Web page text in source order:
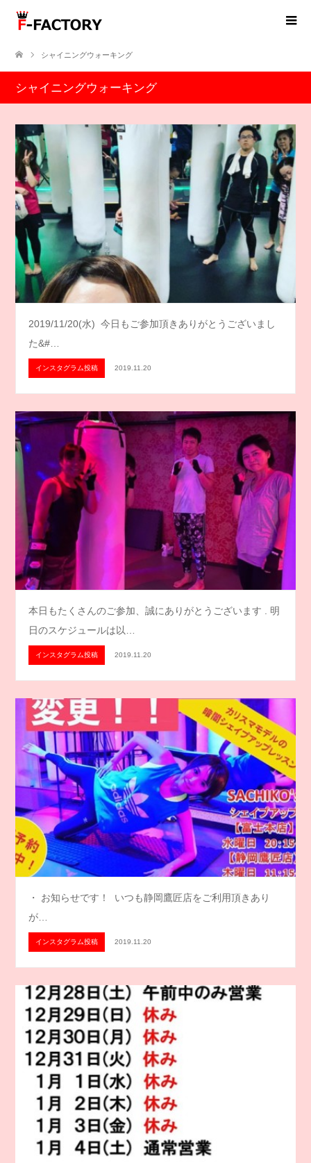
シャイニングウォーキング
シャイニングウォーキング
2019/11/20(水) 今日もご参加頂きありがとうございまし
た&#…
インスタグラム投稿 2019.11.20
本日もたくさんのご参加、誠にありがとうございます . 明
日のスケジュールは以…
インスタグラム投稿 2019.11.20
・ お知らせです！️ いつも静岡鷹匠店をご利用頂きあり
が…
インスタグラム投稿 2019.11.20